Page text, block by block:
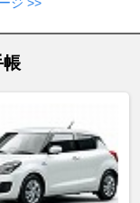
帳